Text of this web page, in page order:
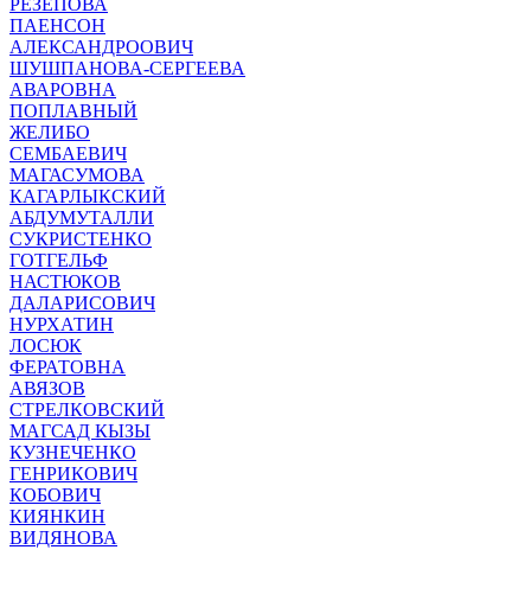
ПАЕНСОН
АЛЕКСАНДРООВИЧ
ШУШПАНОВА-СЕРГЕЕВА
АВАРОВНА
ПОПЛАВНЫЙ
ЖЕЛИБО
СЕМБАЕВИЧ
МАГАСУМОВА
КАГАРЛЫКСКИЙ
АБДУМУТАЛЛИ
СУКРИСТЕНКО
ГОТГЕЛЬФ
НАСТЮКОВ
ДАЛАРИСОВИЧ
НУРХАТИН
ЛОСЮК
ФЕРАТОВНА
АВЯЗОВ
СТРЕЛКОВСКИЙ
МАГСАД КЫЗЫ
КУЗНЕЧЕНКО
ГЕНРИКОВИЧ
КОБОВИЧ
КИЯНКИН
ВИДЯНОВА